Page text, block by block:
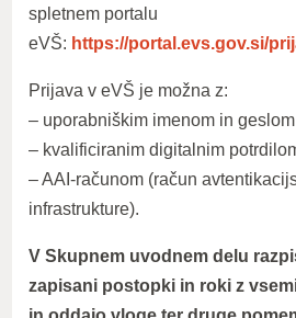
spletnem portalu
eVŠ: https://portal.evs.gov.si/
Prijava v eVŠ je možna z:
– uporabniškim imenom in
– kvalificiranim digitalnim
– AAI-računom (račun
infrastrukture).
V Skupnem uvodnem delu
zapisani postopki in roki z